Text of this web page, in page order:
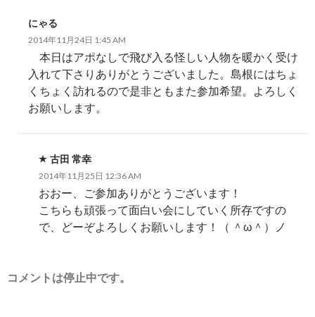
にゃる
2014年11月24日 1:45 AM
本日はアポなしで飛び入る怪しい人物を暖かく受け
入れて下さりありがとうございました。島根にはちょ
くちょく訪れるので是非ともまた参加希望。よろしく
お願いします。
古田 常幸
2014年11月25日 12:36 AM
おおー、ご参加ありがとうございます！
こちらも頑張って面白い会にしていく所存ですの
で、どーぞよろしくお願いします！（ ＾ω＾）ノ
コメントは停止中です。